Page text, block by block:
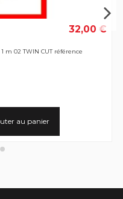
32,00 €
m 02 TWIN CUT référence
au panier